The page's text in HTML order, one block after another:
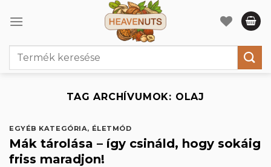
Keresés
TAG ARCHÍVUMOK: OLAJ
EGYÉB KATEGÓRIA, ÉLETMÓD
Mák tárolása – így csináld, hogy sokáig
friss maradjon!